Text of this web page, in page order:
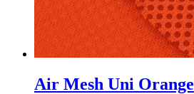
Air Mesh Uni Orange